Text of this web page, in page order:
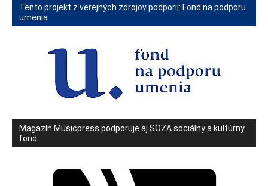
Tento projekt z verejných zdrojov podporil: Fond na podporu
umenia
Magazín Musicpress podporuje aj SOZA sociálny a kultúrny
fond